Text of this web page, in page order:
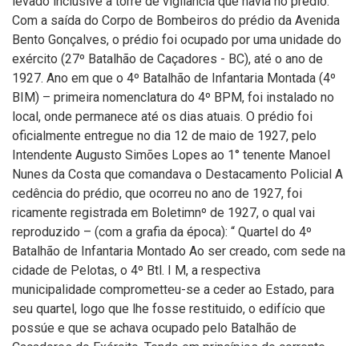
Com a saída do Corpo de Bombeiros do prédio da Avenida
Bento Gonçalves, o prédio foi ocupado por uma unidade do
exército (27º Batalhão de Caçadores - BC), até o ano de
1927. Ano em que o 4º Batalhão de Infantaria Montada (4º
BIM) – primeira nomenclatura do 4º BPM, foi instalado no
local, onde permanece até os dias atuais. O prédio foi
oficialmente entregue no dia 12 de maio de 1927, pelo
Intendente Augusto Simões Lopes ao 1° tenente Manoel
Nunes da Costa que comandava o Destacamento Policial A
cedência do prédio, que ocorreu no ano de 1927, foi
ricamente registrada em Boletimnº de 1927, o qual vai
reproduzido – (com a grafia da época): “ Quartel do 4º
Batalhão de Infantaria Montado Ao ser creado, com sede na
cidade de Pelotas, o 4º Btl. I M, a respectiva
municipalidade comprometteu-se a ceder ao Estado, para
seu quartel, logo que lhe fosse restituido, o edifício que
possúe e que se achava ocupado pelo Batalhão de